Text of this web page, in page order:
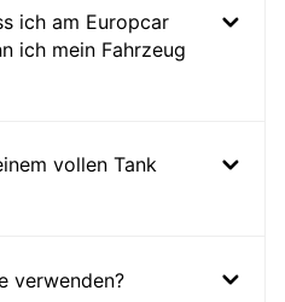
ich am Europcar
ich mein Fahrzeug
vollen Tank
verwenden?